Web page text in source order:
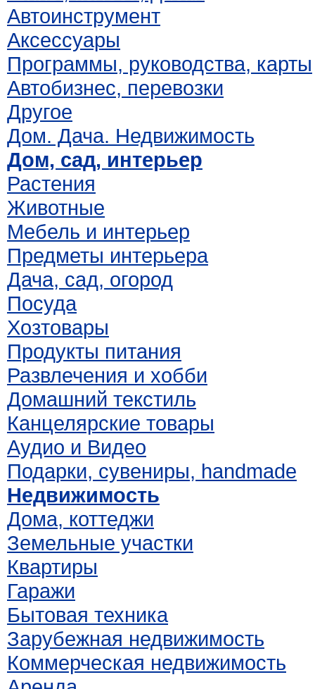
Автоинструмент
Аксессуары
Программы, руководства, карты
Автобизнес, перевозки
Другое
Дом. Дача. Недвижимость
Дом, сад, интерьер
Растения
Животные
Мебель и интерьер
Предметы интерьера
Дача, сад, огород
Посуда
Хозтовары
Продукты питания
Развлечения и хобби
Домашний текстиль
Канцелярские товары
Аудио и Видео
Подарки, сувениры, handmade
Недвижимость
Дома, коттеджи
Земельные участки
Квартиры
Гаражи
Бытовая техника
Зарубежная недвижимость
Коммерческая недвижимость